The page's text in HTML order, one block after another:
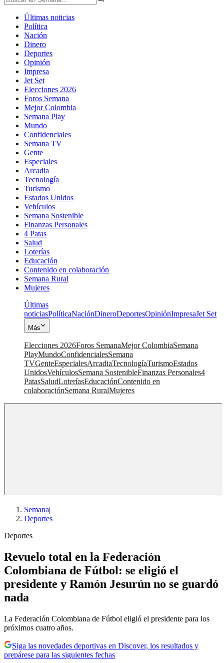
Últimas noticias
Política
Nación
Dinero
Deportes
Opinión
Impresa
Jet Set
Elecciones 2026
Foros Semana
Mejor Colombia
Semana Play
Mundo
Confidenciales
Semana TV
Gente
Especiales
Arcadia
Tecnología
Turismo
Estados Unidos
Vehículos
Semana Sostenible
Finanzas Personales
4 Patas
Salud
Loterías
Educación
Contenido en colaboración
Semana Rural
Mujeres
Últimas
noticiasPolíticaNaciónDineroDeportesOpiniónImpresaJet Set
Más
Elecciones 2026Foros SemanaMejor ColombiaSemana
PlayMundoConfidencialesSemana
TVGenteEspecialesArcadiaTecnologíaTurismoEstados
UnidosVehículosSemana SostenibleFinanzas Personales4
PatasSaludLoteríasEducaciónContenido en
colaboraciónSemana RuralMujeres
Semana|
Deportes
Deportes
Revuelo total en la Federación
Colombiana de Fútbol: se eligió el
presidente y Ramón Jesurún no se guardó
nada
La Federación Colombiana de Fútbol eligió el presidente para los
próximos cuatro años.
Siga las novedades deportivas en Discover, los resultados y
prepárese para las siguientes fechas